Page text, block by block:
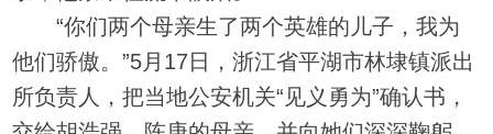
“你们两个母亲生了两个英雄的儿子，我为
他们骄傲。”5月17日，浙江省平湖市林埭镇派出
所负责人，把当地公安机关“见义勇为”确认书，